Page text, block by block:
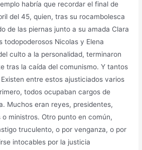
habría que recordar el final de
del 45, quien, tras su rocambolesca
de las piernas junto a su amada Clara
todopoderosos Nicolas y Elena
culto a la personalidad, terminaron
tras la caída del comunismo. Y tantos
entre estos ajusticiados varios
todos ocupaban cargos de
Muchos eran reyes, presidentes,
ministros. Otro punto en común,
truculento, o por venganza, o por
intocables por la justicia